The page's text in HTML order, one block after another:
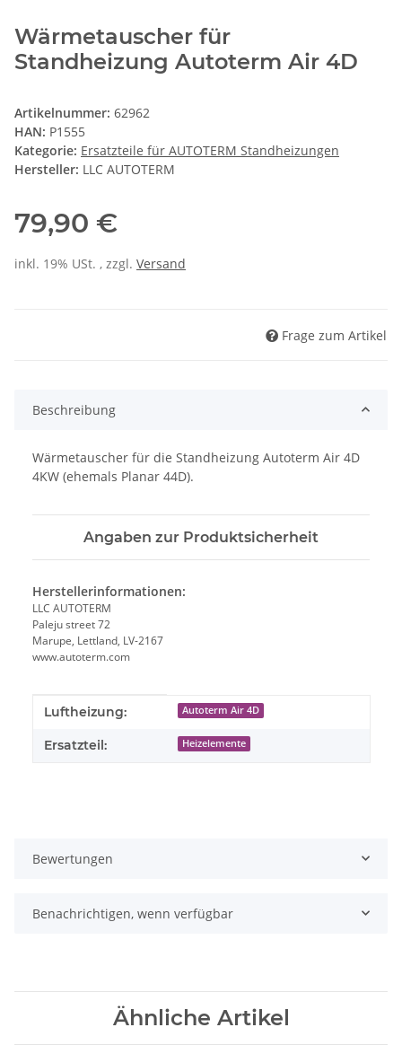
Wärmetauscher für
Standheizung Autoterm Air 4D
Artikelnummer: 62962
HAN: P1555
Kategorie: Ersatzteile für AUTOTERM Standheizungen
Hersteller: LLC AUTOTERM
79,90 €
inkl. 19% USt. , zzgl. Versand
Frage zum Artikel
Beschreibung
Wärmetauscher für die Standheizung Autoterm Air 4D
4KW (ehemals Planar 44D).
Angaben zur Produktsicherheit
Herstellerinformationen:
LLC AUTOTERM
Paleju street 72
Marupe, Lettland, LV-2167
www.autoterm.com
Produkteigenschaft
Wert
Luftheizung: Autoterm Air 4D
Ersatzteil: Heizelemente
Bewertungen
Benachrichtigen, wenn verfügbar
Ähnliche Artikel